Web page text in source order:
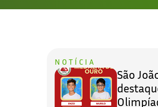
NOTÍCIA
São